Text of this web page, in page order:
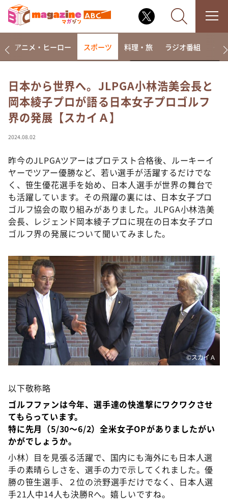
なるみ・岡村の過ぎるTV
相席食堂
これ余談なんですけど・・・
て真剣です
探偵！ナイトスクープ
news おかえり
河合＆A.B.C-Z塚田×福井アナ「なんでやねん！？」
（news おかえり）
DAIGOも台所 ～きょうの献立 何にする？～
朝だ！生です旅サラダ
教えて！ニュースライブ 正義のミカタ
ＬＩＦＥ～夢のカタチ～
新婚さんいらっしゃい！
ポツンと一軒家
ザキ山小屋本館
アナ回覧板
アニメ・ヒーロー スポーツ 料理・旅 ラジオ番組 そ
日本から世界へ。JLPGA小林浩美会長と
岡本綾子プロが語る日本女子プロゴルフ
界の発展【スカイＡ】
2024.08.02
昨今のJLPGAツアーはプロテスト合格後、ルーキーイ
ヤーでツアー優勝など、若い選手が活躍するだけでな
く、笹生優花選手を始め、日本人選手が世界の舞台で
も活躍しています。その飛躍の裏には、日本女子プロ
ゴルフ協会の取り組みがありました。JLPGA小林浩美
会長、レジェンド岡本綾子プロに現在の日本女子プロ
ゴルフ界の発展について聞いてみました。
©️スカイＡ
以下敬称略
ゴルフファンは今年、選手達の快進撃にワクワクさせ
てもらっています。
特に先月（5/30～6/2）全米女子OPがありましたがい
かがでしょうか。
小林）目を見張る活躍で、国内にも海外にも日本人選
手の素晴らしさを、選手の力で示してくれました。優
勝の笹生選手、２位の渋野選手だけでなく、日本人選
手21人中14人も決勝Rへ。嬉しいですね。